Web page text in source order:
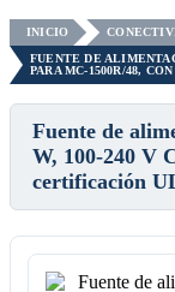
INICIO
FUENTE DE
PARA MC-1500R/48,
Fuente de
W, 100-240 V
certificación